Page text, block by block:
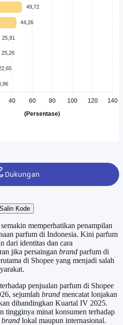
Salin Kode
memperhatikan penampilan
parfum di Indonesia. Kini parfum
dari identitas dan cara
jika persaingan brand parfum di
di Shopee yang menjadi salah
penjualan parfum di Shopee
sejumlah brand mencatat lonjakan
dibandingkan Kuartal IV 2025.
tingginya minat konsumen terhadap
brand lokal maupun internasional.